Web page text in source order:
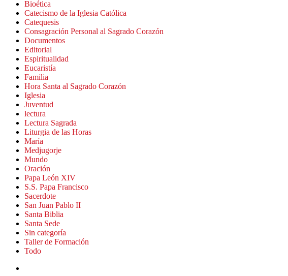
Bioética
Catecismo de la Iglesia Católica
Catequesis
Consagración Personal al Sagrado Corazón
Documentos
Editorial
Espiritualidad
Eucaristía
Familia
Hora Santa al Sagrado Corazón
Iglesia
Juventud
lectura
Lectura Sagrada
Liturgia de las Horas
María
Medjugorje
Mundo
Oración
Papa León XIV
S.S. Papa Francisco
Sacerdote
San Juan Pablo II
Santa Biblia
Santa Sede
Sin categoría
Taller de Formación
Todo